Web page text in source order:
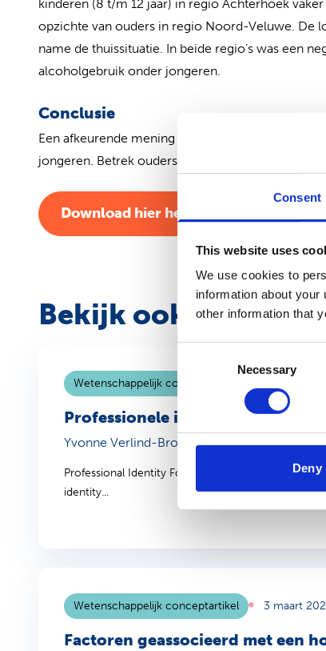
Consent
This website uses
We use cookies to
information about
other information that
Selection
Necessary
Deny
kinderen (8 t/m 12 jaar) in regio Achterhoek
opzichte van ouders in regio Noord-Veluwe. De
name de thuissituatie. In beide regio’s was een
alcoholgebruik onder jongeren.
Conclusie
Een afkeurende mening van ouders over
jongeren. Betrek ouders in interventies gericht
Download hier het conceptartikel
Bekijk ook
Professionele identiteitsvorming
Yvonne Verlind-Brouwer - PH323
Wetenschappelijk conceptartikel
Professional Identity Formation in Public Health
identity...
Factoren geassocieerd met een
Wetenschappelijk conceptartikel 3 maart